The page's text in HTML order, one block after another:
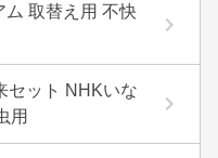
ム 取替え用 不快
セット NHKいな
用